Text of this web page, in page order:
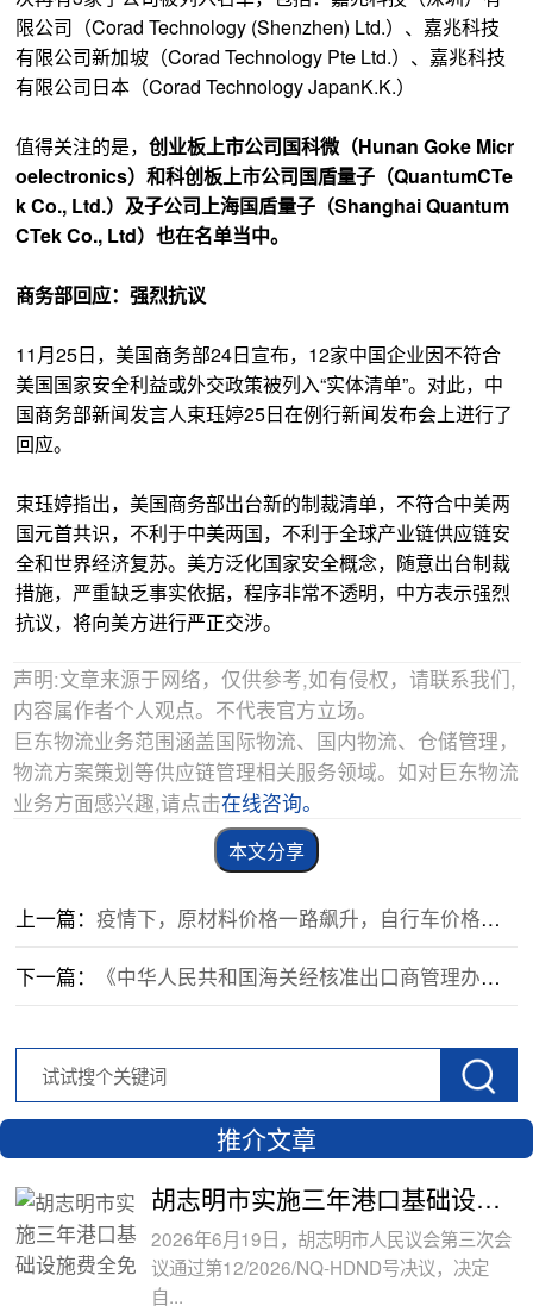
限公司（Corad Technology (Shenzhen) Ltd.）、嘉兆科技
有限公司新加坡（Corad Technology Pte Ltd.）、嘉兆科技
有限公司日本（Corad Technology JapanK.K.）
值得关注的是，创业板上市公司国科微（Hunan Goke Micr
oelectronics）和科创板上市公司国盾量子（QuantumCTe
k Co., Ltd.）及子公司上海国盾量子（Shanghai Quantum
CTek Co., Ltd）也在名单当中。
商务部回应：强烈抗议
11月25日，美国商务部24日宣布，12家中国企业因不符合
美国国家安全利益或外交政策被列入“实体清单”。对此，中
国商务部新闻发言人束珏婷25日在例行新闻发布会上进行了
回应。
束珏婷指出，美国商务部出台新的制裁清单，不符合中美两
国元首共识，不利于中美两国，不利于全球产业链供应链安
全和世界经济复苏。美方泛化国家安全概念，随意出台制裁
措施，严重缺乏事实依据，程序非常不透明，中方表示强烈
抗议，将向美方进行严正交涉。
声明:文章来源于网络，仅供参考,如有侵权，请联系我们,
内容属作者个人观点。不代表官方立场。
巨东物流业务范围涵盖国际物流、国内物流、仓储管理，
物流方案策划等供应链管理相关服务领域。如对巨东物流
业务方面感兴趣,请点击在线咨询。
本文分享
上一篇：疫情下，原材料价格一路飙升，自行车价格要涨？！这个新风口，赚钱吗？
下一篇： 《中华人民共和国海关经核准出口商管理办法》公布了！
推介文章
胡志明市实施三年港口基础设施费全免政
2026年6月19日，胡志明市人民议会第三次会
议通过第12/2026/NQ-HDND号决议，决定
自...